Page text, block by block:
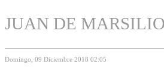
JUAN DE MARSILIO
Domingo, 09 Diciembre 2018 02:05